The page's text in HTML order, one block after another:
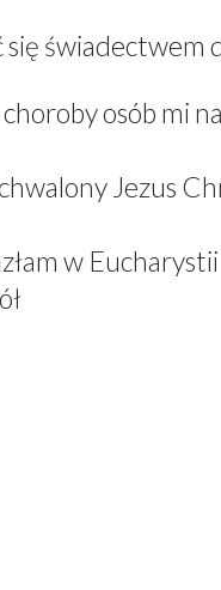
się świadectwem
osób mi
Jezus
w Eucharystii